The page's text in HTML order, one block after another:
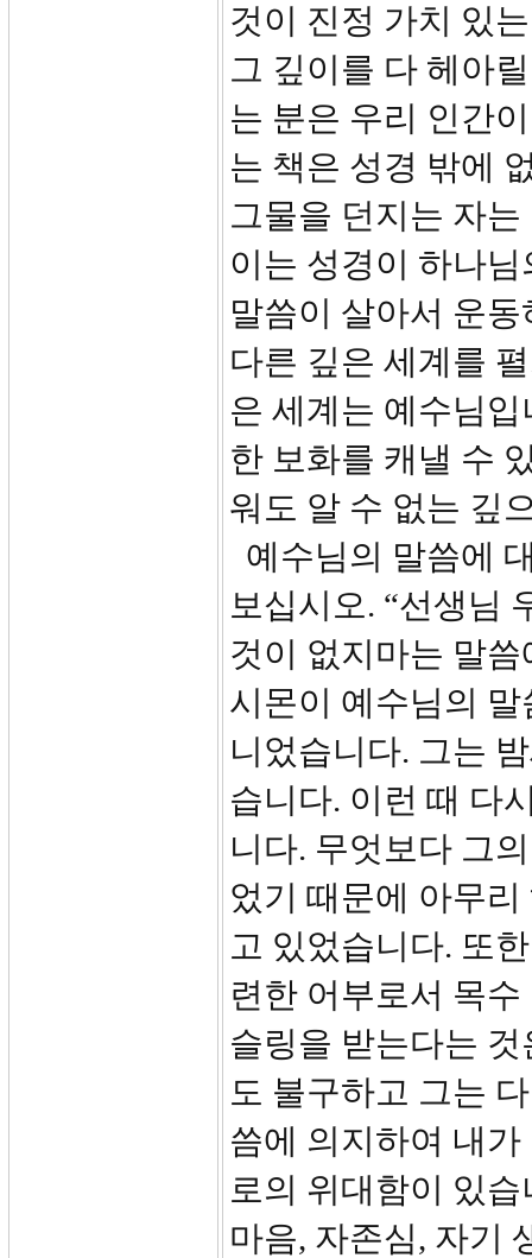
것이 진정 가치 있
그 깊이를 다 헤아
는 분은 우리 인간
는 책은 성경 밖에
그물을 던지는 자
이는 성경이 하나
말씀이 살아서 운
다른 깊은 세계를
은 세계는 예수님
한 보화를 캐낼 수
워도 알 수 없는 깊
예수님의 말씀에
보십시오. “선생님
것이 없지마는 말
시몬이 예수님의
니었습니다. 그는
습니다. 이런 때 다
니다. 무엇보다 그
었기 때문에 아무
고 있었습니다. 또
련한 어부로서 목
슬링을 받는다는
도 불구하고 그는
씀에 의지하여 내
로의 위대함이 있
마음, 자존심, 자기